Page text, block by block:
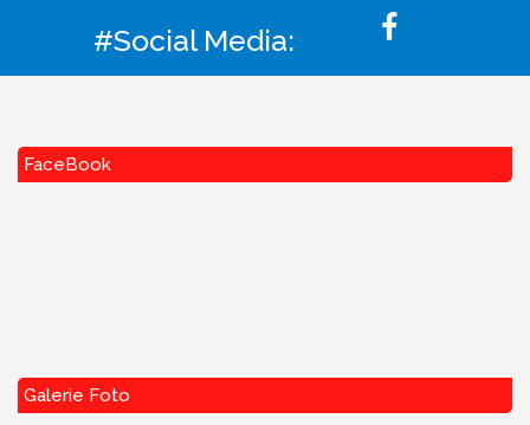
#Social Media:
FaceBook
Galerie Foto